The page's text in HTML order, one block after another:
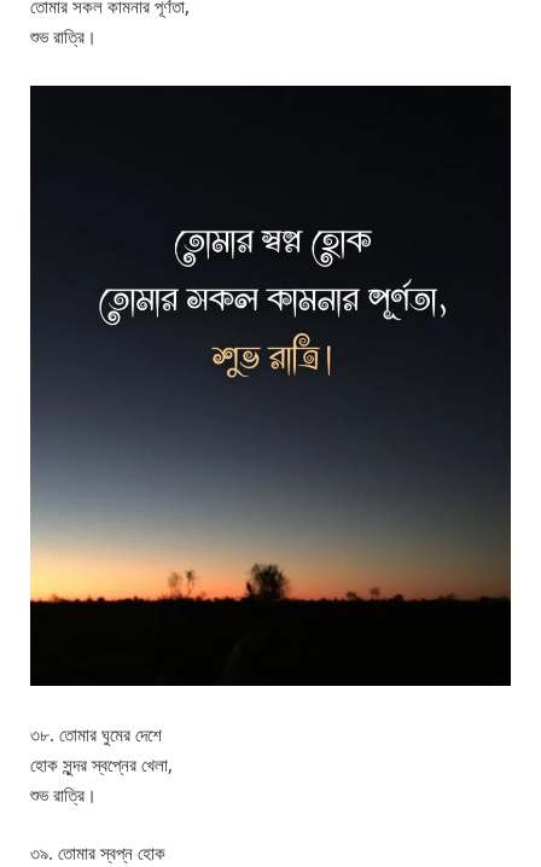
তোমার সকল কামনার পূর্ণতা,
শুভ রাত্রি।
৩৮. তোমার ঘুমের দেশে
হোক সুন্দর স্বপ্নের খেলা,
শুভ রাত্রি।
৩৯. তোমার স্বপ্ন হোক